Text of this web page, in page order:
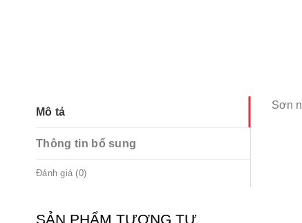
Mô tả
Thông tin bổ sung
Đánh giá (0)
Sơn
SẢN PHẨM TƯƠNG TỰ